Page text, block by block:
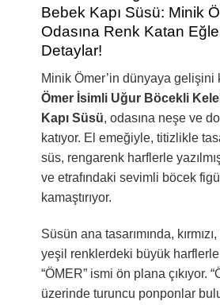
Bebek Kapı Süsü: Minik
Odasına Renk Katan
Detaylar!
Minik Ömer’in dünyaya gelişini
Ömer İsimli Uğur Böcekli
Kapı Süsü, odasına neşe ve
katıyor. El emeğiyle, titizlikle
süs, rengarenk harflerle
ve etrafındaki sevimli böcek
kamaştırıyor.
Süsün ana tasarımında,
yeşil renklerdeki büyük harflerle
“ÖMER” ismi ön plana çıkıyor.
üzerinde turuncu ponponlar